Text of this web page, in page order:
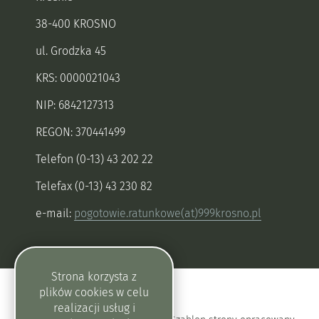
Strona korzysta z
plików cookies w celu
realizacji usług i
38-400 KROSNO
ul. Grodzka 45
KRS: 0000021043
NIP: 6842127313
REGON: 370441499
Telefon (0-13) 43 202 22
Telefax (0-13) 43 230 82
e-mail: pogotowie.ratunkowe(at)999krosno.pl